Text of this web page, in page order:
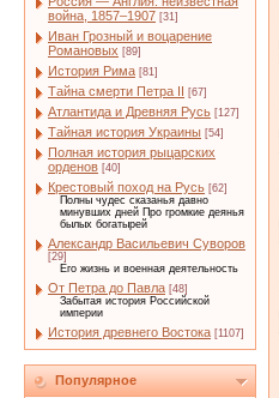
война, 1857–1907 [31]
Иван Грозный и воцарение
Романовых [89]
История Рима [81]
Тайна смерти Петра II [67]
Атлантида и Древняя Русь [127]
Тайная история Украины [54]
Полная история рыцарских
орденов [40]
Крестовый поход на Русь [62]
Полны чудес сказанья давно
минувших дней Про громкие деянья
былых богатырей
Александр Васильевич Суворов
[29]
Его жизнь и военная деятельность
От Петра до Павла [48]
Забытая история Российской
империи
История древнего Востока [1107]
Популярное